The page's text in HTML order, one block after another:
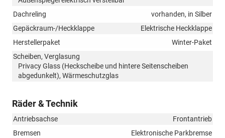
Dachreling
vorhanden, in Silber
Gepäckraum-/Heckklappe
Elektrische Heckklappe
Herstellerpaket
Winter-Paket
Scheiben, Verglasung
Privacy Glass (Heckscheibe und hintere Seitenscheiben
abgedunkelt), Wärmeschutzglas
Räder & Technik
Antriebsachse
Frontantrieb
Bremsen
Elektronische Parkbremse